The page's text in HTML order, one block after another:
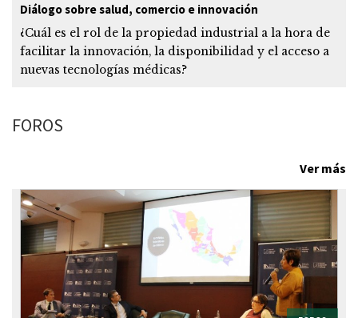
Diálogo sobre salud, comercio e innovación
¿Cuál es el rol de la propiedad industrial a la hora de
facilitar la innovación, la disponibilidad y el acceso a
nuevas tecnologías médicas?
FOROS
Ver más